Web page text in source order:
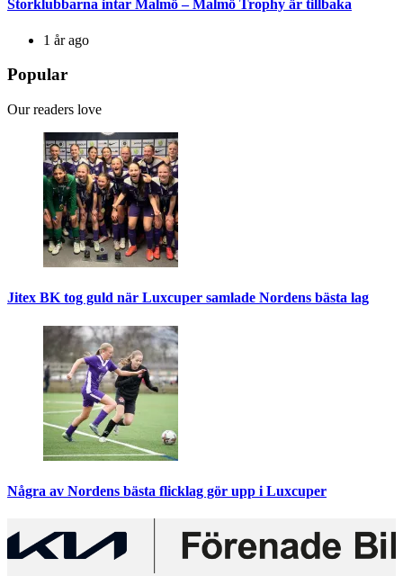
Storklubbarna intar Malmö – Malmö Trophy är tillbaka
1 år ago
Popular
Our readers love
Jitex BK tog guld när Luxcuper samlade Nordens bästa lag
Några av Nordens bästa flicklag gör upp i Luxcuper